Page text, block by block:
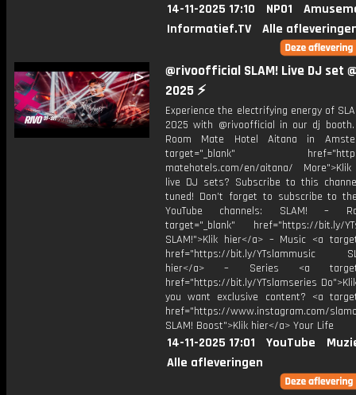
14-11-2025 17:10 NPO1
Informatief.TV
Alle
​@rivoofficial SLAM! Live DJ set
2025 ⚡
Experience the electrifying energy of
2025 with @rivoofficial in our dj booth.
Room Mate Hotel Aitana in
target="_blank"
matehotels.com/en/aitana/
live DJ sets? Subscribe to this
tuned! Don’t forget to subscribe to
YouTube channels: SLAM! –
target="_blank" href="https://bit.ly/
SLAM!">Klik hier</a> – Music <a
href="https://bit.ly/YTslammusic
hier</a> – Series <a
href="https://bit.ly/YTslamseries
you want exclusive content? <a
href="https://www.instagram.com/
SLAM! Boost">Klik hier</a> Your Life
14-11-2025 17:01 YouTube
Alle afleveringen